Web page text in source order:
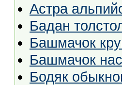
Астра
Бадан
Башмачок
Башмачок
Бодяк